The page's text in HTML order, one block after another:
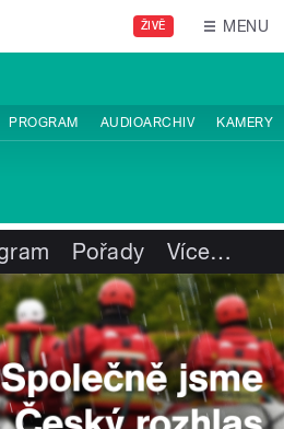
ŽIVĚ MENU
PROGRAM AUDIOARCHIV KAMERY
Pořady Více…